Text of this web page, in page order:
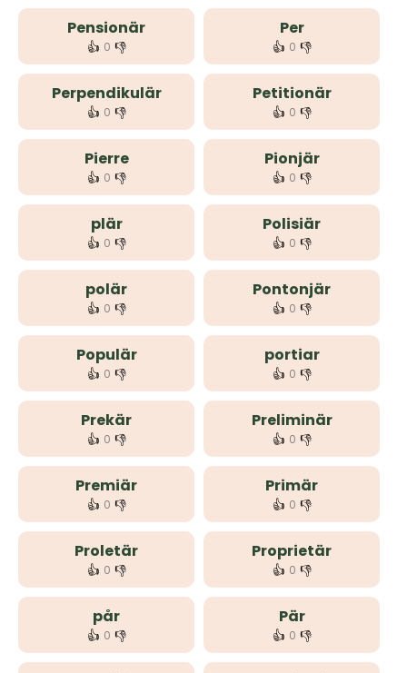
Pensionär
👍 0 👎
Per
👍 0 👎
Perpendikulär
👍 0 👎
Petitionär
👍 0 👎
Pierre
👍 0 👎
Pionjär
👍 0 👎
plär
👍 0 👎
Polisiär
👍 0 👎
polär
👍 0 👎
Pontonjär
👍 0 👎
Populär
👍 0 👎
portiar
👍 0 👎
Prekär
👍 0 👎
Preliminär
👍 0 👎
Premiär
👍 0 👎
Primär
👍 0 👎
Proletär
👍 0 👎
Proprietär
👍 0 👎
pår
👍 0 👎
Pär
👍 0 👎